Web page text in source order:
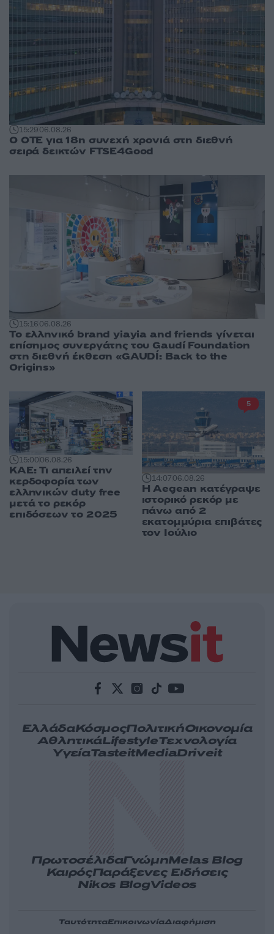
15:2906.08.26
Ο ΟΤΕ για 18η συνεχή χρονιά στη διεθνή
σειρά δεικτών FTSE4Good
15:1606.08.26
Το ελληνικό brand yiayia and friends γίνεται
επίσημος συνεργάτης του Gaudí Foundation
στη διεθνή έκθεση «GAUDÍ: Back to the
Origins»
15:0006.08.26
ΚΑΕ: Τι απειλεί την
κερδοφορία των
ελληνικών duty free
μετά το ρεκόρ
επιδόσεων το 2025
14:0706.08.26
Η Aegean κατέγραψε
ιστορικό ρεκόρ με
πάνω από 2
εκατομμύρια επιβάτες
τον Ιούλιο
5
ΕλλάδαΚόσμοςΠολιτικήΟικονομία
ΑθλητικάLifestyleΤεχνολογία
ΥγείαTasteitMediaDriveit
ΠρωτοσέλιδαΓνώμηMelas Blog
ΚαιρόςΠαράξενες Ειδήσεις
Nikos BlogVideos
ΤαυτότηταΕπικοινωνίαΔιαφήμιση